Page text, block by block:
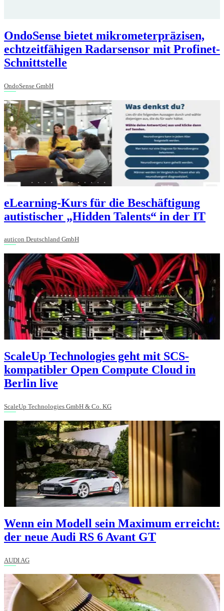
OndoSense bietet mikrometerpräzisen,
echtzeitfähigen Radarsensor mit Profinet-
Schnittstelle
OndoSense GmbH
eLearning-Kurs für die Beschäftigung
autistischer „Hidden Talents“ in der IT
auticon Deutschland GmbH
ScaleUp Technologies geht mit SCS-
kompatibler Open Compute Cloud in
Berlin live
ScaleUp Technologies GmbH & Co. KG
Wenn ein Modell sein Maximum erreicht:
der neue Audi RS 6 Avant GT
AUDI AG